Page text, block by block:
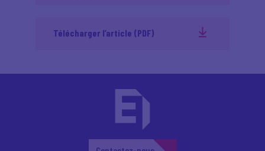
Télécharger l’article (PDF)